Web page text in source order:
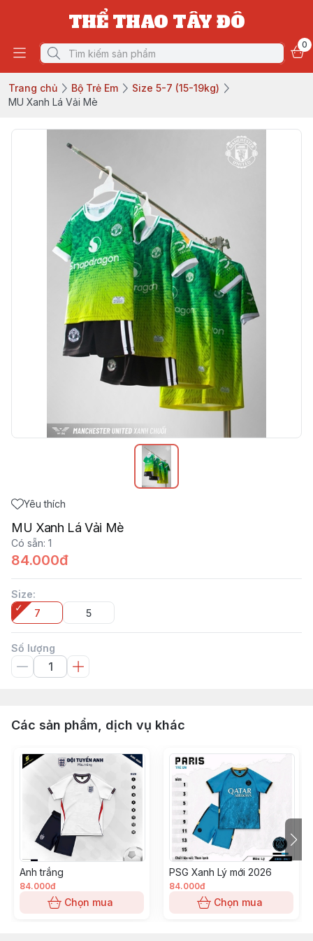
THỂ THAO TÂY ĐÔ
0
Trang chủ Bộ Trẻ Em
Size 5-7 (15-19kg)
MU Xanh Lá Vải Mè
Yêu thích
MU Xanh Lá Vải Mè
Có sẵn: 1
84.000đ
Size:
7
5
Số lượng
Các sản phẩm, dịch vụ khác
Anh trắng
84.000đ
Chọn mua
PSG Xanh Lý mới 2026
84.000đ
Chọn mua